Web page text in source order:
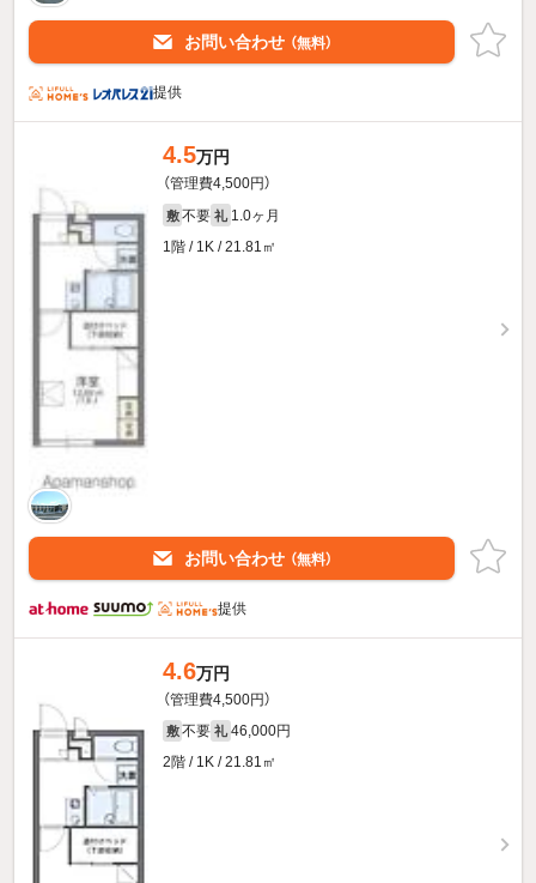
お問い合わせ （無料）
提供
4.5万円
（管理費4,500円）
敷 不要 礼 1.0ヶ月
1階 / 1K / 21.81㎡
お問い合わせ （無料）
提供
4.6万円
（管理費4,500円）
敷 不要 礼 46,000円
2階 / 1K / 21.81㎡